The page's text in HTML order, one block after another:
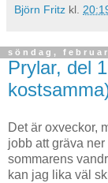
Björn Fritz kl.
söndag,
Prylar, del
Det är oxveckor,
jobb att gräva
sommarens
kan jag lika väl